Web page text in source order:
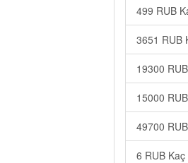
499 RUB
3651 RUB
19300
15000
49700
6 RUB